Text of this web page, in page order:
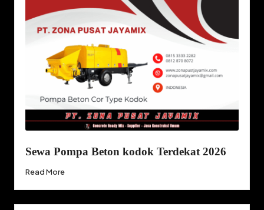
Sewa Pompa Beton kodok Terdekat 2026
Read More